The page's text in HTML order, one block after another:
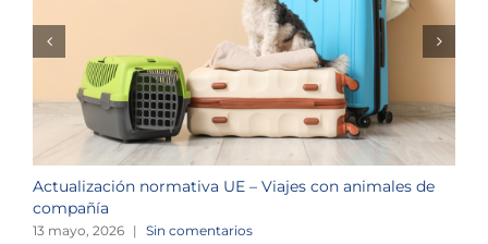
Actualización normativa UE – Viajes con animales de
compañía
13 mayo, 2026 | Sin comentarios